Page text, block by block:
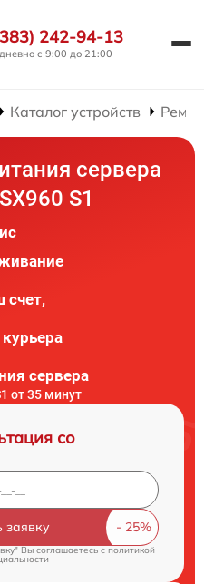
242-94-13
с 9:00 до 21:00
Каталог устройств
сервера
S1
счет,
сервера
от 35 минут
со
заявку
Вы соглашаетесь cполитикой